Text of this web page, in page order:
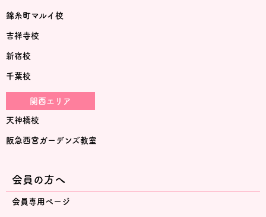
錦糸町マルイ校
吉祥寺校
新宿校
千葉校
関西エリア
天神橋校
阪急西宮ガーデンズ教室
会員の方へ
会員専用ページ